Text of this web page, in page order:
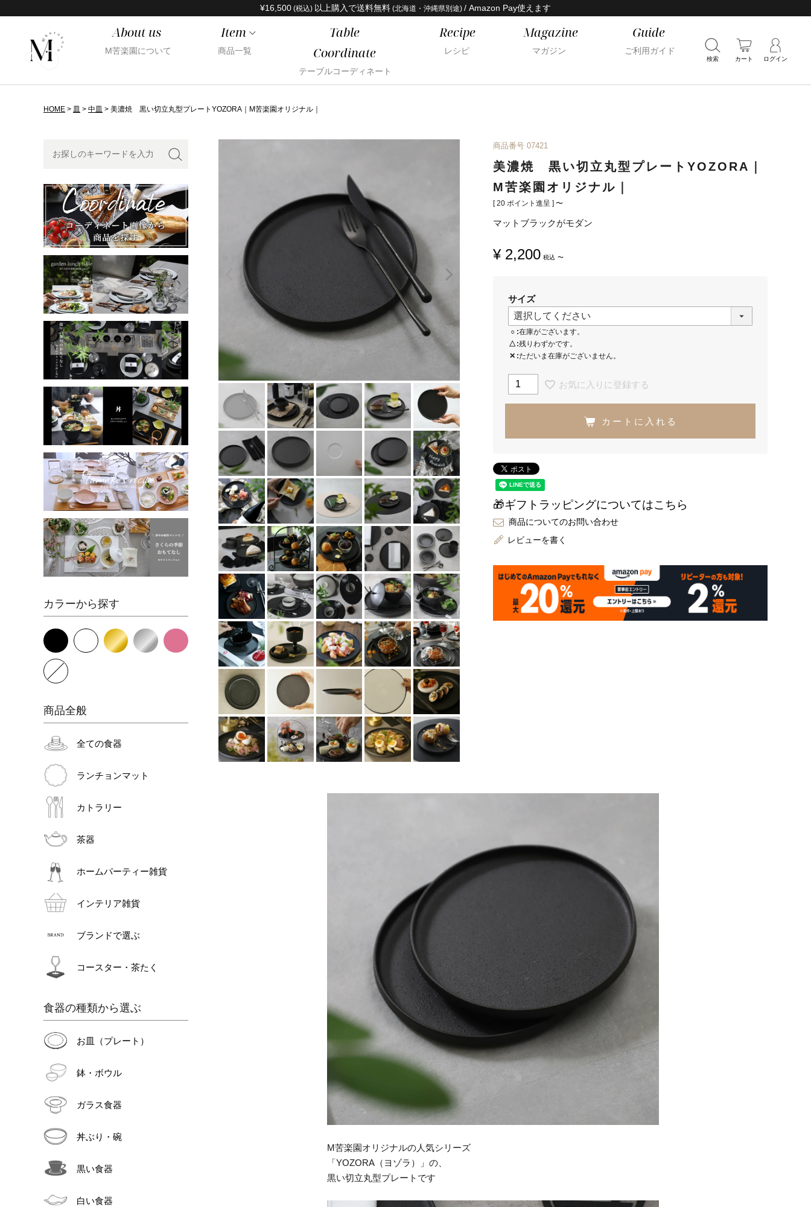
¥16,500 (税込) 以上購入で送料無料 (北海道・沖縄県別途) / Amazon Pay使えます
About us
M苦楽園について
Item
商品一覧
Table
Coordinate
テーブルコーディネート
Recipe
レシピ
Magazine
マガジン
Guide
ご利用ガイド
検索 カート ログイン
HOME 皿 中皿 美濃焼 黒い切立丸型プレートYOZORA｜M苦楽園オリジナル｜
カラーから探す
商品全般
全ての食器
ランチョンマット
カトラリー
茶器
ホームパーティー雑貨
インテリア雑貨
ブランドで選ぶ
コースター・茶たく
食器の種類から選ぶ
お皿（プレート）
鉢・ボウル
ガラス食器
丼ぶり・碗
黒い食器
白い食器
商品番号 07421
美濃焼 黒い切立丸型プレートYOZORA｜
M苦楽園オリジナル｜
[ 20 ポイント進呈 ] 〜
マットブラックがモダン
¥ 2,200 税込 〜
サイズ
○ 在庫がございます。
△ 残りわずかです。
✕ ただいま在庫がございません。
お気に入りに登録する
カートに入れる
🎁ギフトラッピングについてはこちら
商品についてのお問い合わせ
レビューを書く
M苦楽園オリジナルの人気シリーズ
「YOZORA（ヨゾラ）」の、
黒い切立丸型プレートです